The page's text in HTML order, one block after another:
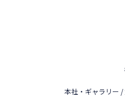
本社・ギャラリー